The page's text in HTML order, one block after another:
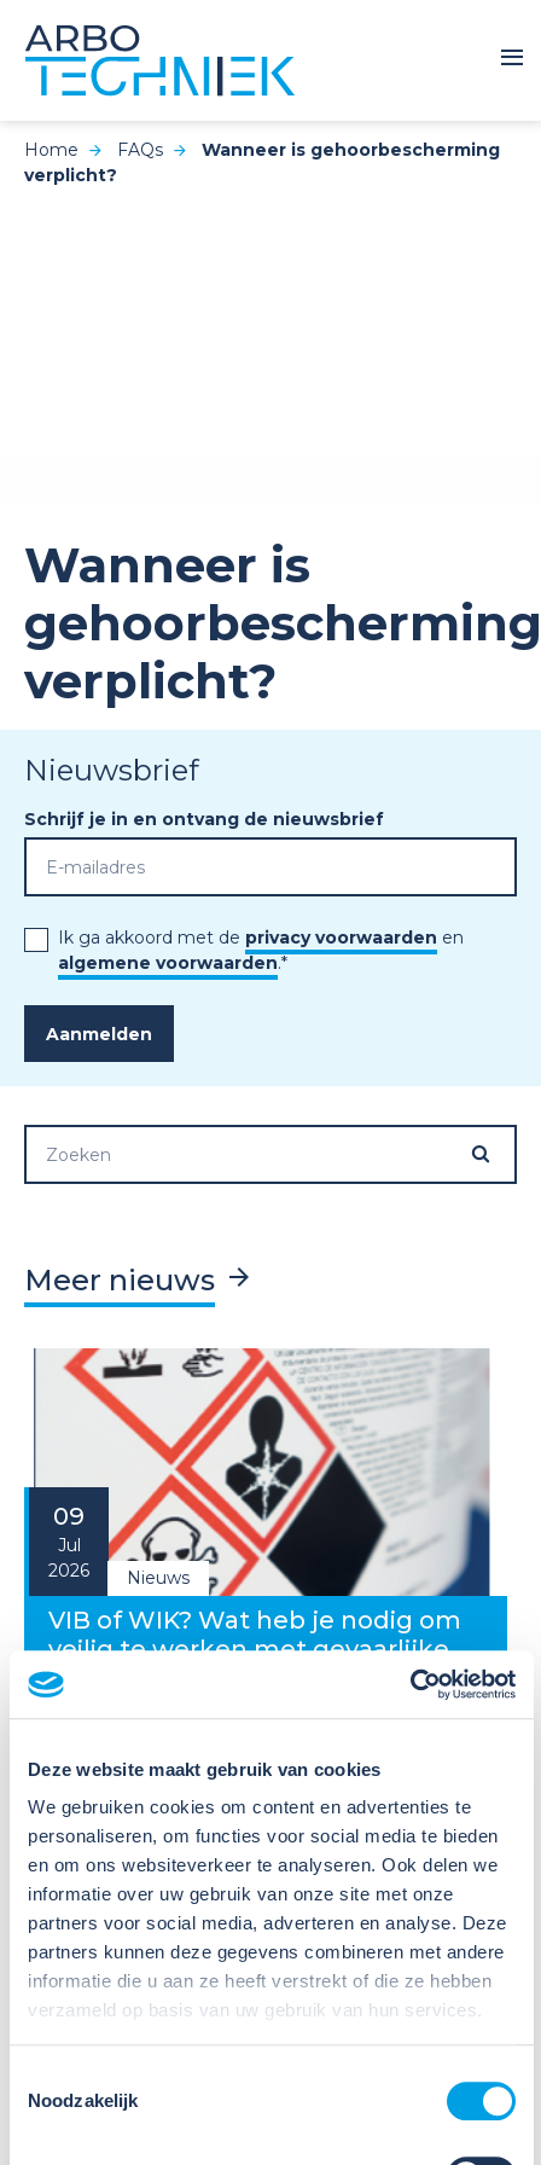
Deze website maakt gebruik van cookies
We gebruiken cookies om content en advertenties te
personaliseren, om functies voor social media te bieden
en om ons websiteverkeer te analyseren. Ook delen we
informatie over uw gebruik van onze site met onze
partners voor social media, adverteren en analyse. Deze
partners kunnen deze gegevens combineren met andere
informatie die u aan ze heeft verstrekt of die ze hebben
verzameld op basis van uw gebruik van hun services.
Noodzakelijk
Home FAQs
Wanneer is gehoorbescherming
verplicht?
Wanneer is
gehoorbescherming
verplicht?
Nieuwsbrief
Schrijf je in en ontvang de nieuwsbrief
Ik ga akkoord met de privacy voorwaarden en
algemene voorwaarden.*
Meer nieuws
09
Jul
2026
Nieuws
VIB of WIK? Wat heb je nodig om
veilig te werken met gevaarlijke
stoffen?
Veiligheidsinformatiebladen (VIB's) of mini-VIB's
werken. Dat is een belangrijke eerste stap, maar
daarmee voldoe je nog niet aan de verplichtingen
Lees verder